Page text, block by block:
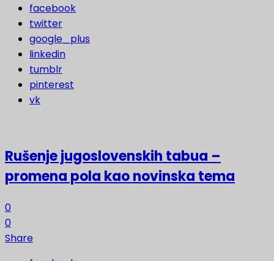
facebook
twitter
google_plus
linkedin
tumblr
pinterest
vk
Rušenje jugoslovenskih tabua –
promena pola kao novinska tema
0
0
Share